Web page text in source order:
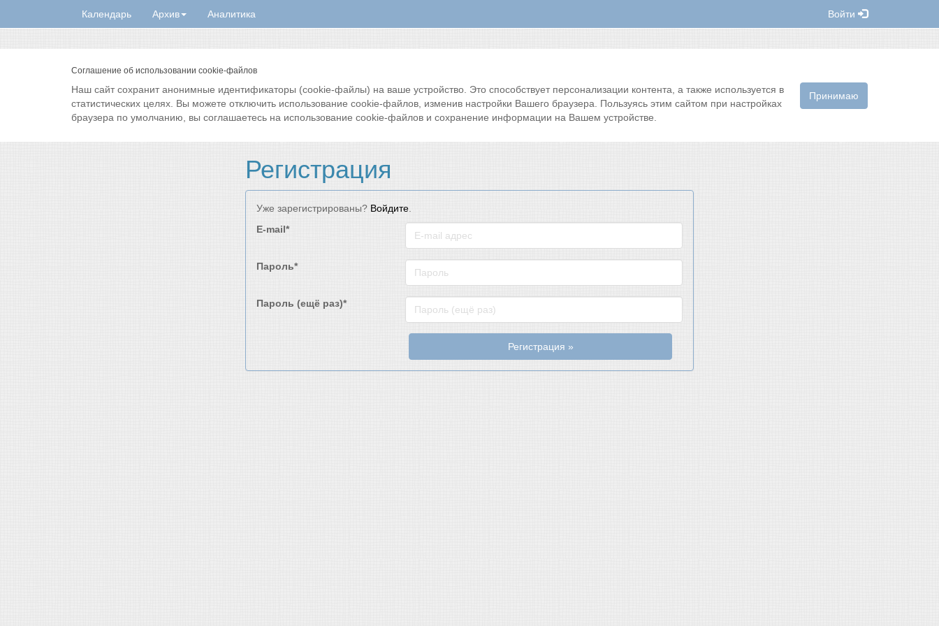
Календарь Архив Аналитика Войти
Соглашение об использовании cookie-файлов
Принимаю
Наш сайт сохранит анонимные идентификаторы (cookie-файлы) на ваше устройство. Это способствует персонализации контента, а также используется в
статистических целях. Вы можете отключить использование cookie-файлов, изменив настройки Вашего браузера. Пользуясь этим сайтом при настройках
браузера по умолчанию, вы соглашаетесь на использование cookie-файлов и сохранение информации на Вашем устройстве.
Регистрация
Уже зарегистрированы? Войдите
E-mail*
Пароль*
Пароль (ещё раз)*
Регистрация »